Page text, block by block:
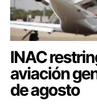
INAC
aviación
de agosto